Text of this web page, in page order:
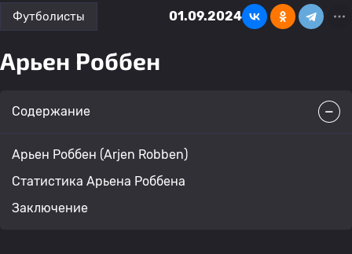
Футболисты 01.09.2024
Арьен Роббен
Содержание
Арьен Роббен (Arjen Robben)
Статистика Арьена Роббена
Заключение